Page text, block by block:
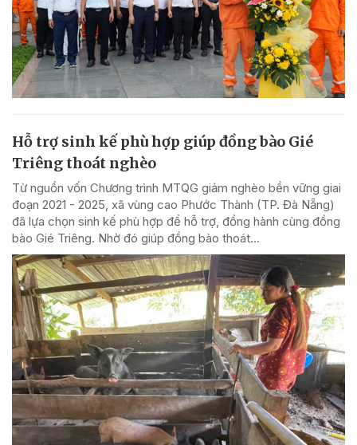
Hỗ trợ sinh kế phù hợp giúp đồng bào Gié
Triêng thoát nghèo
Từ nguồn vốn Chương trình MTQG giảm nghèo bền vững giai
đoạn 2021 - 2025, xã vùng cao Phước Thành (TP. Đà Nẵng)
đã lựa chọn sinh kế phù hợp để hỗ trợ, đồng hành cùng đồng
bào Gié Triêng. Nhờ đó giúp đồng bào thoát...